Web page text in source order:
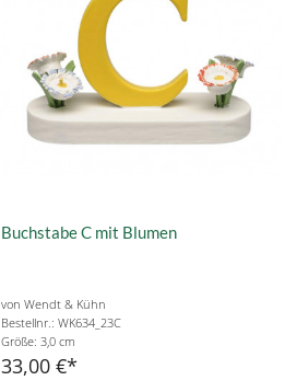
Buchstabe C mit Blumen
von Wendt & Kühn
Bestellnr.: WK634_23C
Größe: 3,0 cm
33,00 €